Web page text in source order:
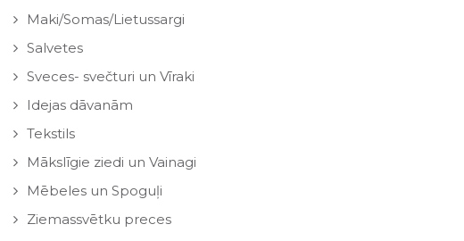
Maki/Somas/Lietussargi
Salvetes
Sveces- svečturi un Vīraki
Idejas dāvanām
Tekstils
Mākslīgie ziedi un Vainagi
Mēbeles un Spoguļi
Ziemassvētku preces